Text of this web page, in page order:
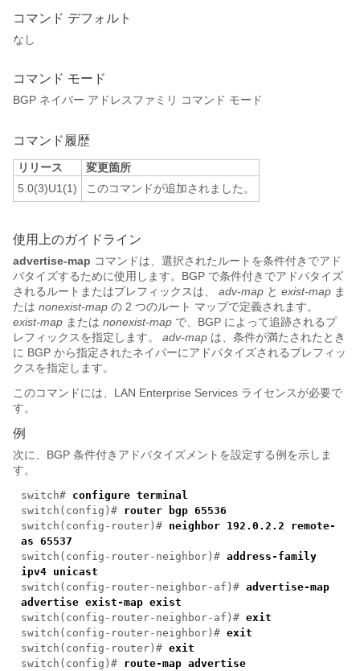
コマンド デフォルト
なし
コマンド モード
BGP ネイバー アドレスファミリ コマンド モード
コマンド履歴
リリース
変更箇所
5.0(3)U1(1)
このコマンドが追加されました。
使用上のガイドライン
advertise-map コマンドは、選択されたルートを条件付きでアド
バタイズするために使用します。BGP で条件付きでアドバタイズ
されるルートまたはプレフィックスは、
adv-map と exist-map ま
たは nonexist-map の 2 つのルート マップで定義されます。
exist-map または nonexist-map で、BGP によって追跡されるプ
レフィックスを指定します。
adv-map は、条件が満たされたとき
に BGP から指定されたネイバーにアドバタイズされるプレフィッ
クスを指定します。
このコマンドには、LAN Enterprise Services ライセンスが必要で
す。
例
次に、BGP 条件付きアドバタイズメントを設定する例を示しま
す。
switch# configure terminal
switch(config)# router bgp 65536
switch(config-router)# neighbor 192.0.2.2 remote-
as 65537
switch(config-router-neighbor)# address-family
ipv4 unicast
switch(config-router-neighbor-af)# advertise-map
advertise exist-map exist
switch(config-router-neighbor-af)# exit
switch(config-router-neighbor)# exit
switch(config-router)# exit
switch(config)# route-map advertise